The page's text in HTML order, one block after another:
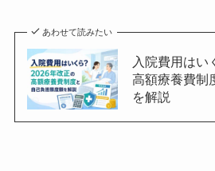
あわせて読みたい
入院費用はい
高額療養費制
を解説